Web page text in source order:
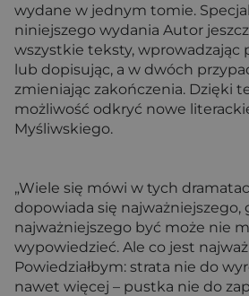
wydane w jednym tomie.
niniejszego wydania Autor
wszystkie teksty, wprowadzając
lub dopisując, a w dwóch
zmieniając zakończenia. Dzięki
możliwość odkryć nowe
Myśliwskiego.
„Wiele się mówi w tych
dopowiada się najważniejszego,
najważniejszego być może nie
wypowiedzieć. Ale co jest
Powiedziałbym: strata nie do
nawet więcej – pustka nie do